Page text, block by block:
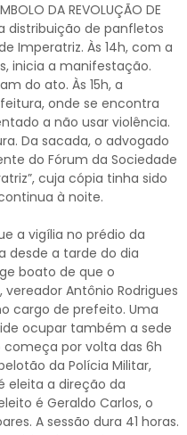
DA REVOLUÇÃO DE
distribuição de panfletos
Imperatriz. Às 14h, com a
inicia a manifestação.
do ato. Às 15h, a
onde se encontra
a não usar violência.
Da sacada, o advogado
do Fórum da Sociedade
cuja cópia tinha sido
à noite.
a vigília no prédio da
desde a tarde do dia
boato de que o
Antônio Rodrigues
cargo de prefeito. Uma
ocupar também a sede
começa por volta das 6h
da Polícia Militar,
eleita a direção da
é Geraldo Carlos, o
A sessão dura 41 horas.